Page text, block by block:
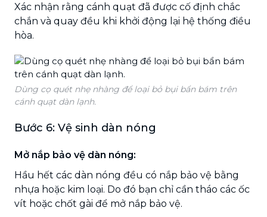
Xác nhận rằng cánh quạt đã được cố định chắc
chắn và quay đều khi khởi động lại hệ thống điều
hòa.
Dùng cọ quét nhẹ nhàng để loại bỏ bụi bẩn bám trên
cánh quạt dàn lạnh.
Bước 6: Vệ sinh dàn nóng
Mở nắp bảo vệ dàn nóng:
Hầu hết các dàn nóng đều có nắp bảo vệ bằng
nhựa hoặc kim loại. Do đó bạn chỉ cần tháo các ốc
vít hoặc chốt gài để mở nắp bảo vệ.